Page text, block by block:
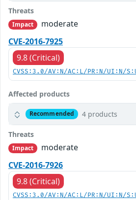
Threats
Impact
moderate
CVE-2016-7925
9.8 (Critical)
CVSS:3.0/AV:N/AC:L/PR:N/UI:N/
Affected products
Recommended 4 products
Threats
Impact
moderate
CVE-2016-7926
9.8 (Critical)
CVSS:3.0/AV:N/AC:L/PR:N/UI:N/